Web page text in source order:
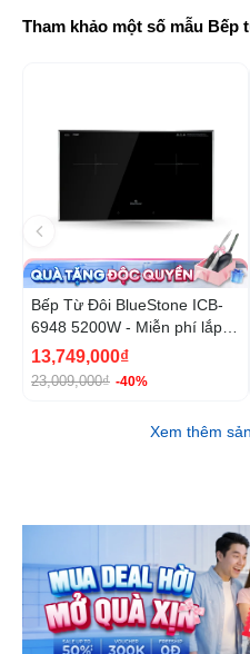
Tham khảo một số mẫu
Bếp Từ Đôi BlueStone ICB-
6948 5200W - Miễn phí lắp
đặt, cắt đá
13,749,000₫
23,009,000₫ -40%
Xem thêm